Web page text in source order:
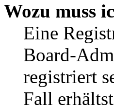
Wozu muss
Eine
Board-
registriert
Fall